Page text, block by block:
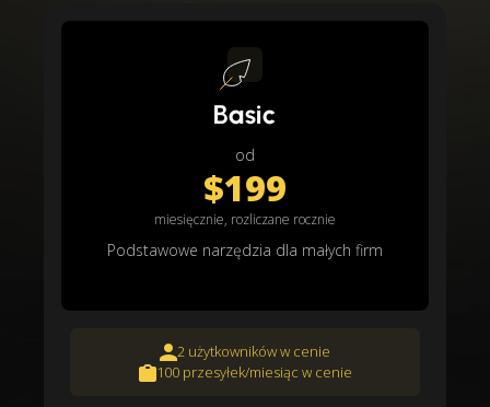
Basic
od
$199
miesięcznie, rozliczane rocznie
Podstawowe narzędzia dla małych firm
2 użytkowników w cenie
100 przesyłek/miesiąc w cenie